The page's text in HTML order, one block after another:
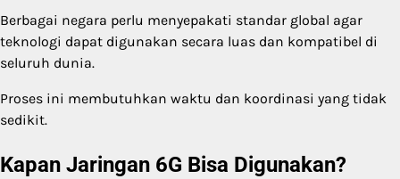
Berbagai negara perlu menyepakati standar global agar
teknologi dapat digunakan secara luas dan kompatibel di
seluruh dunia.
Proses ini membutuhkan waktu dan koordinasi yang tidak
sedikit.
Kapan Jaringan 6G Bisa Digunakan?